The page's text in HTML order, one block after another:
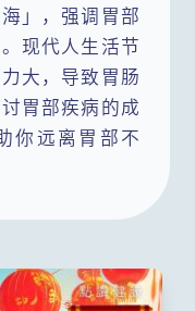
」，强调胃部
现代人生活节
大，导致胃肠
胃部疾病的成
你远离胃部不